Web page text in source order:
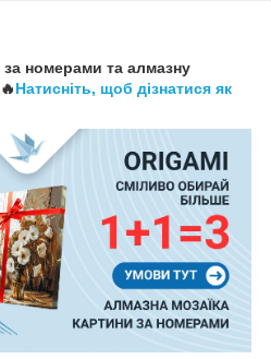
за номерами та алмазну
Натисніть, щоб дізнатися як